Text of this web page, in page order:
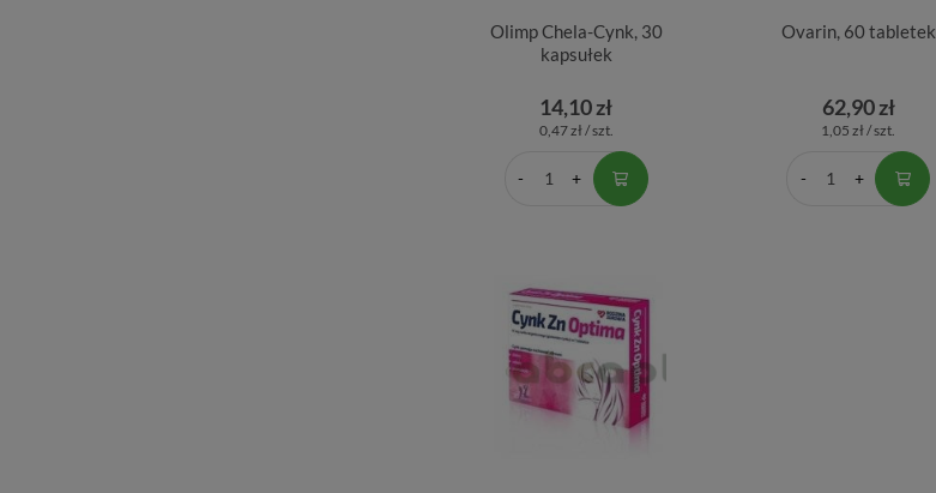
Olimp Chela-Cynk, 30
kapsułek
14,10 zł
0,47 zł / szt.
Ovarin, 60 tabletek
62,90 zł
1,05 zł / szt.